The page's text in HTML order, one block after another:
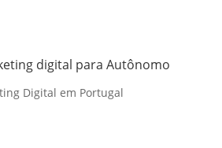
digital para Autônomo
Digital em Portugal